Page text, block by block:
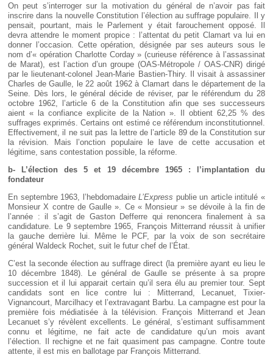
On peut s’interroger sur la motivation du général de n’avoir pas fait
inscrire dans la nouvelle Constitution l’élection au suffrage populaire. Il y
pensait, pourtant, mais le Parlement y était farouchement opposé. Il
devra attendre le moment propice : l’attentat du petit Clamart va lui en
donner l’occasion. Cette opération, désignée par ses auteurs sous le
nom d’« opération Charlotte Corday » (curieuse référence à l’assassinat
de Marat), est l’action d’un groupe (OAS-Métropole / OAS-CNR) dirigé
par le lieutenant-colonel Jean-Marie Bastien-Thiry. Il visait à assassiner
Charles de Gaulle, le 22 août 1962 à Clamart dans le département de la
Seine. Dès lors, le général décide de réviser, par le référendum du 28
octobre 1962, l’article 6 de la Constitution afin que ses successeurs
aient « la confiance explicite de la Nation ». Il obtient 62,25 % des
suffrages exprimés. Certains ont estimé ce référendum inconstitutionnel.
Effectivement, il ne suit pas la lettre de l’article 89 de la Constitution sur
la révision. Mais l’onction populaire le lave de cette accusation et
légitime, sans contestation possible, la réforme.
b- L’élection des 5 et 19 décembre 1965 : l’implantation du
fondateur
En septembre 1963, l’hebdomadaireL’Express publie un article intitulé «
Monsieur X contre de Gaulle ». Ce « Monsieur » se dévoile à la fin de
l’année : il s’agit de Gaston Defferre qui renoncera finalement à sa
candidature. Le 9 septembre 1965, François Mitterrand réussit à unifier
la gauche derrière lui. Même le PCF, par la voix de son secrétaire
général Waldeck Rochet, suit le futur chef de l’État.
C’est la seconde élection au suffrage direct (la première ayant eu lieu le
10 décembre 1848). Le général de Gaulle se présente à sa propre
succession et il lui apparait certain qu’il sera élu au premier tour. Sept
candidats sont en lice contre lui : Mitterrand, Lecanuet, Tixier-
Vignancourt, Marcilhacy et l’extravagant Barbu. La campagne est pour la
première fois médiatisée à la télévision. François Mitterrand et Jean
Lecanuet s’y révèlent excellents. Le général, s’estimant suffisamment
connu et légitime, ne fait acte de candidature qu’un mois avant
l’élection. Il rechigne et ne fait quasiment pas campagne. Contre toute
attente, il est mis en ballotage par François Mitterrand.